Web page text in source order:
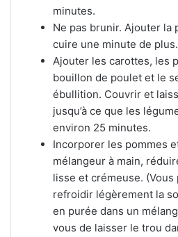
minutes.
Ne pas brunir. Ajouter la
cuire une minute de plus.
Ajouter les carottes, les
bouillon de poulet et le
ébullition. Couvrir et
jusqu’à ce que les
environ 25 minutes.
Incorporer les pommes
mélangeur à main,
lisse et crémeuse.
refroidir légèrement la
en purée dans un
vous de laisser le trou